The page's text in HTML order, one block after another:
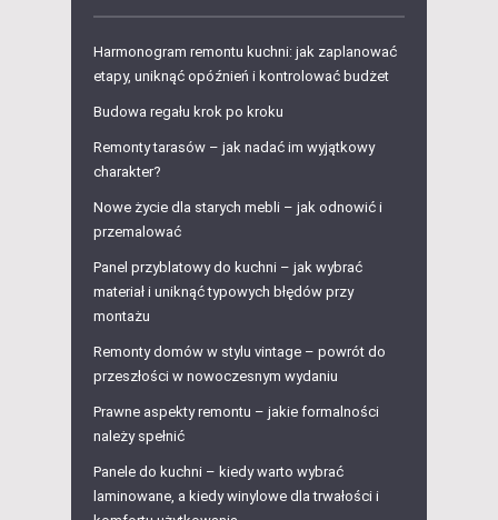
Harmonogram remontu kuchni: jak zaplanować
etapy, uniknąć opóźnień i kontrolować budżet
Budowa regału krok po kroku
Remonty tarasów – jak nadać im wyjątkowy
charakter?
Nowe życie dla starych mebli – jak odnowić i
przemalować
Panel przyblatowy do kuchni – jak wybrać
materiał i uniknąć typowych błędów przy
montażu
Remonty domów w stylu vintage – powrót do
przeszłości w nowoczesnym wydaniu
Prawne aspekty remontu – jakie formalności
należy spełnić
Panele do kuchni – kiedy warto wybrać
laminowane, a kiedy winylowe dla trwałości i